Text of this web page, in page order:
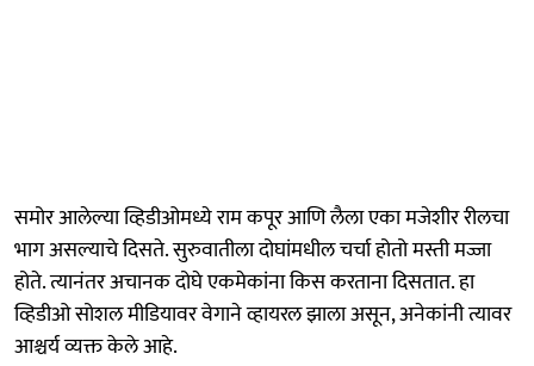
समोर आलेल्या व्हिडीओमध्ये राम कपूर आणि लैला एका मजेशीर रीलचा
भाग असल्याचे दिसते. सुरुवातीला दोघांमधील चर्चा होतो मस्ती मज्जा
होते. त्यानंतर अचानक दोघे एकमेकांना किस करताना दिसतात. हा
व्हिडीओ सोशल मीडियावर वेगाने व्हायरल झाला असून, अनेकांनी त्यावर
आश्चर्य व्यक्त केले आहे.